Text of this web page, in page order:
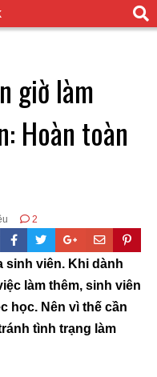
giờ làm
Hoàn toàn
2
sinh viên. Khi dành
làm thêm, sinh viên
học. Nên vì thế cần
tình trạng làm